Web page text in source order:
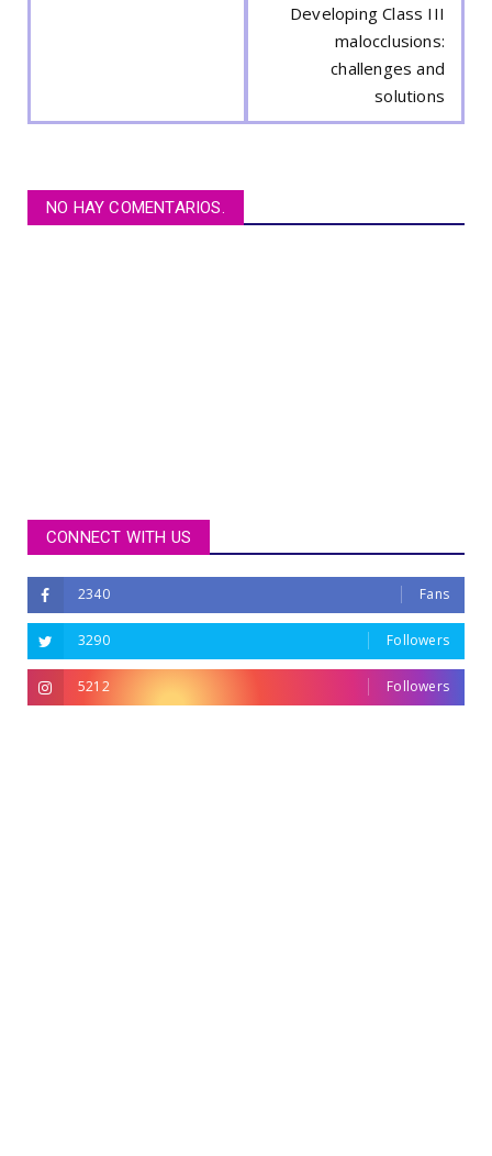
Developing Class III
malocclusions:
challenges and
solutions
NO HAY COMENTARIOS.
CONNECT WITH US
2340 Fans
3290 Followers
5212 Followers